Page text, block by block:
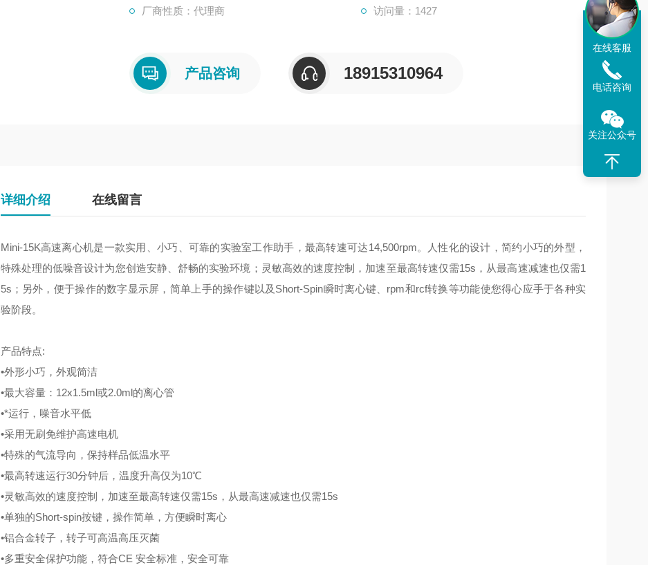
厂商性质：代理商 访问量：1427
产品咨询 18915310964
详细介绍 在线留言
Mini-15K高速离心机是一款实用、小巧、可靠的实验室工作助手，最高转速可达14,500rpm。人性化的设计，简约小巧的外型，
特殊处理的低噪音设计为您创造安静、舒畅的实验环境；灵敏高效的速度控制，加速至最高转速仅需15s ，从最高速减速也仅需1
5s ；另外，便于操作的数字显示屏，简单上手的操作键以及 Short-Spin瞬时离心键、 rpm和rcf转换等功能使您得心应手于各种实
验阶段。
产品特点:
•外形小巧，外观简洁
•最大容量： 12x1.5ml或2.0ml的离心管
•*运行，噪音水平低
•采用无刷免维护高速电机
•特殊的气流导向，保持样品低温水平
•最高转速运行30分钟后，温度升高仅为10℃
•灵敏高效的速度控制，加速至最高转速仅需15s ，从最高速减速也仅需15s
•单独的Short-spin按键，操作简单，方便瞬时离心
•铝合金转子，转子可高温高压灭菌
•多重安全保护功能，符合CE 安全标准，安全可靠
在线客服
电话咨询
关注公众号